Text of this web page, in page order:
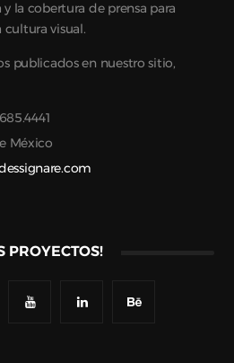
la cobertura de prensa para
visual.
publicados en nuestro sitio,
México
PROYECTOS!